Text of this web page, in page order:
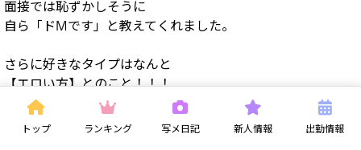
面接では恥ずかしそうに
自ら「ドMです」と教えてくれました。
さらに好きなタイプはなんと
【エロい方】とのこと！！！
心当たりのある方は是非一度お遊びください。
トップ ランキング 写メ日記 新人情報 出勤情報